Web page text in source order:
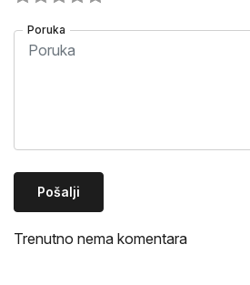
Poruka
Pošalji
Trenutno nema komentara